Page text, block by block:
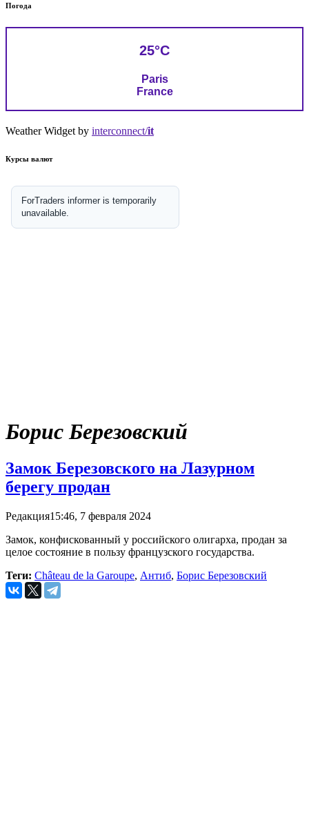
Погода
25°C
Paris
France
Weather Widget by interconnect/it
Курсы валют
Борис Березовский
Замок Березовского на Лазурном
берегу продан
Редакция15:46, 7 февраля 2024
Замок, конфискованный у российского олигарха, продан за
целое состояние в пользу французского государства.
Теги: Château de la Garoupe, Антиб, Борис Березовский